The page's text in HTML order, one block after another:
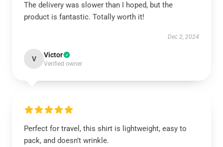
The delivery was slower than I hoped, but the
product is fantastic. Totally worth it!
Dec 2, 2024
V Victor
Verified owner
Perfect for travel, this shirt is lightweight, easy to
pack, and doesn’t wrinkle.